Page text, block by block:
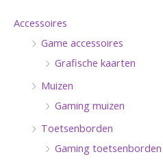
Accessoires
Game accessoires
Grafische kaarten
Muizen
Gaming muizen
Toetsenborden
Gaming toetsenborden